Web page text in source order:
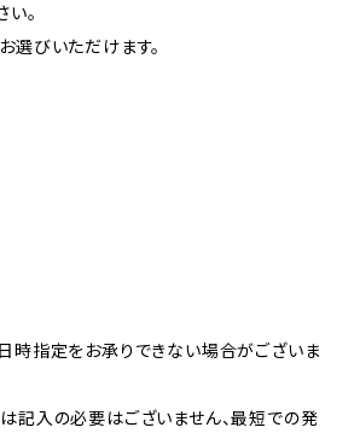
。
選びいただけます。
時指定をお承りできない場合がございま
記入の必要はございません、最短での発